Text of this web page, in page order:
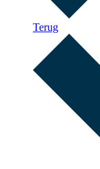
Terug